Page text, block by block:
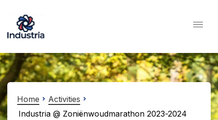
Home
Activities
Industria @ Zoniënwoudmarathon 2023-2024